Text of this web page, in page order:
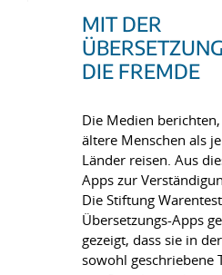
MIT DER
DIE FREMDE
Die Medien
ältere Menschen als
Länder reisen. Aus
Apps zur
Die Stiftung
Übersetzungs-Apps
gezeigt, dass sie in
sowohl geschriebene